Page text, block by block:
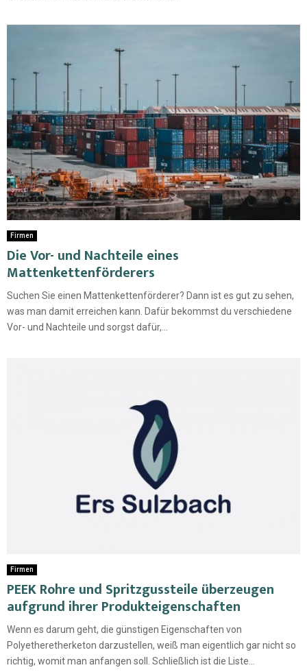
Firmen
Die Vor- und Nachteile eines
Mattenkettenförderers
Suchen Sie einen Mattenkettenförderer? Dann ist es gut zu sehen,
was man damit erreichen kann. Dafür bekommst du verschiedene
Vor- und Nachteile und sorgst dafür,...
Firmen
PEEK Rohre und Spritzgussteile überzeugen
aufgrund ihrer Produkteigenschaften
Wenn es darum geht, die günstigen Eigenschaften von
Polyetheretherketon darzustellen, weiß man eigentlich gar nicht so
richtig, womit man anfangen soll. Schließlich ist die Liste...